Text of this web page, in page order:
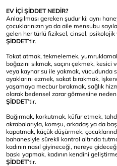
EV İÇİ ŞİDDET NEDİR?
Anlaşılması gereken şudur ki; aynı
çocuklarınızın ya da aile mensubu
gelen her türlü fiziksel, cinsel,
ŞİDDET’tir.
Tokat atmak, tekmelemek,
boğazını sıkmak, saçını çekmek,
veya kaynar su ile yakmak, vücudunda
ayaklarını ezmek, sakat bırakmak,
yaşamaya mecbur bırakmak, sağlık
olarak bedensel zarar görmesine
ŞİDDET’tir.
Bağırmak, korkutmak, küfür etmek,
akrabalarıyla, komşu, arkadaş ya da
kapatmak, küçük düşürmek,
bahanesiyle sürekli kontrol altında
kadının nasıl giyineceği, nereye
baskı yapmak, kadının kendini
ŞİDDET’tir.